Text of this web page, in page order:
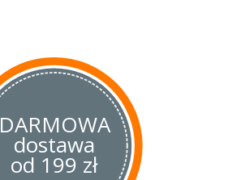
DARMOWA
dostawa
od 199 zł